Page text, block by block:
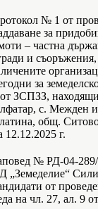
№ 1 от
за
– частна
и
за
ЗСПЗЗ,
с. Межден
общ.
12.12.2025 г.
№ РД-04-289/
„Земеделие“
от
на чл. 27, ал. 9